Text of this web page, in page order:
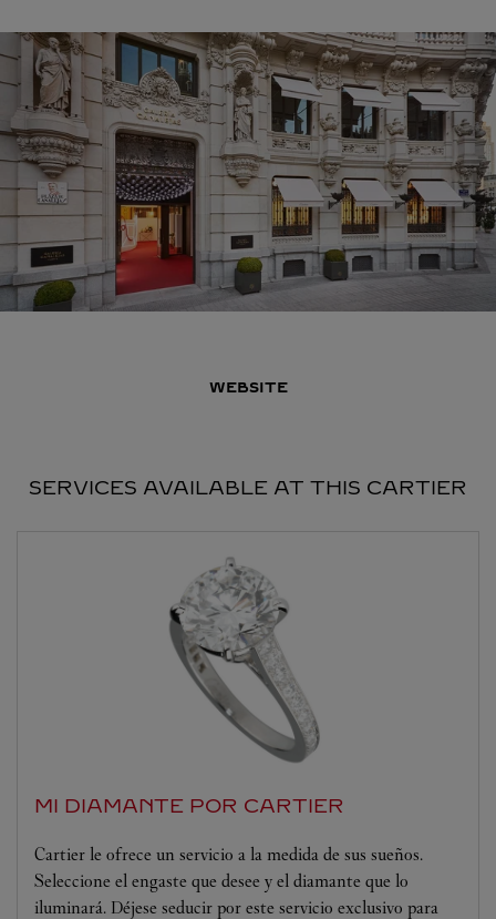
WEBSITE
SERVICES AVAILABLE AT THIS CARTIER
MI DIAMANTE POR CARTIER
Cartier le ofrece un servicio a la medida de sus sueños.
Seleccione el engaste que desee y el diamante que lo
iluminará. Déjese seducir por este servicio exclusivo para